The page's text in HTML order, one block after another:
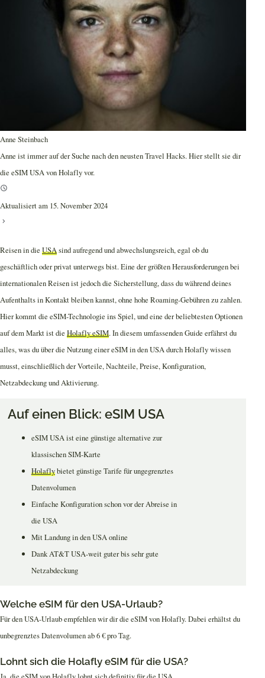
Anne Steinbach
Anne ist immer auf der Suche nach den neusten Travel Hacks. Hier stellt sie dir
die eSIM USA von Holafly vor.
Aktualisiert am 15. November 2024
Reisen in die USAsind aufregend und abwechslungsreich, egal ob du
geschäftlich oder privat unterwegs bist. Eine der größten Herausforderungen bei
internationalen Reisen ist jedoch die Sicherstellung, dass du während deines
Aufenthalts in Kontakt bleiben kannst, ohne hohe Roaming-Gebühren zu zahlen.
Hier kommt die eSIM-Technologie ins Spiel, und eine der beliebtesten Optionen
auf dem Markt ist die Holafly eSIM. In diesem umfassenden Guide erfährst du
alles, was du über die Nutzung einer eSIM in den USA durch Holafly wissen
musst, einschließlich der Vorteile, Nachteile, Preise, Konfiguration,
Netzabdeckung und Aktivierung.
Auf einen Blick: eSIM USA
eSIM USA ist eine günstige alternative zur
klassischen SIM-Karte
Holaflybietet günstige Tarife für ungegrenztes
Datenvolumen
Einfache Konfiguration schon vor der Abreise in
die USA
Mit Landung in den USA online
Dank AT&T USA-weit guter bis sehr gute
Netzabdeckung
Welche eSIM für den USA-Urlaub?
Für den USA-Urlaub empfehlen wir dir die eSIM von Holafly. Dabei erhältst du
unbegrenztes Datenvolumen ab 6 € pro Tag.
Lohnt sich die Holafly eSIM für die USA?